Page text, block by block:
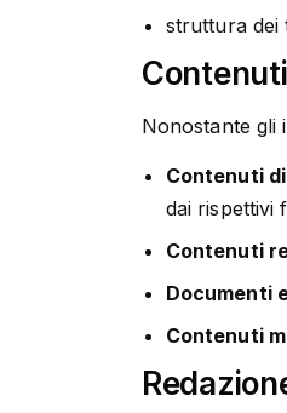
struttura dei
Nonostante gli
Contenuti
dai rispettivi
Contenuti
Documenti
Contenuti